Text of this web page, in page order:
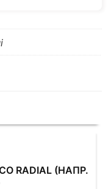
RADIAL (НАПР.